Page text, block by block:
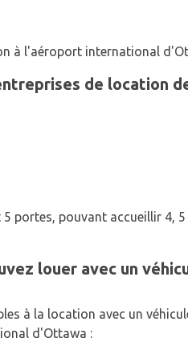
à l'aéroport international
de location
portes, pouvant accueillir 4,
louer avec un
à la location avec un
d'Ottawa :